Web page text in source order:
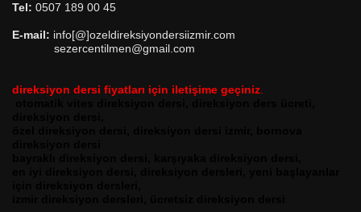
Tel: 0507 189 00 45
E-mail: info[@]ozeldireksiyondersiizmir.com
sezercentilmen@gmail.com
direksiyon dersi fiyatları için iletişime geçiniz